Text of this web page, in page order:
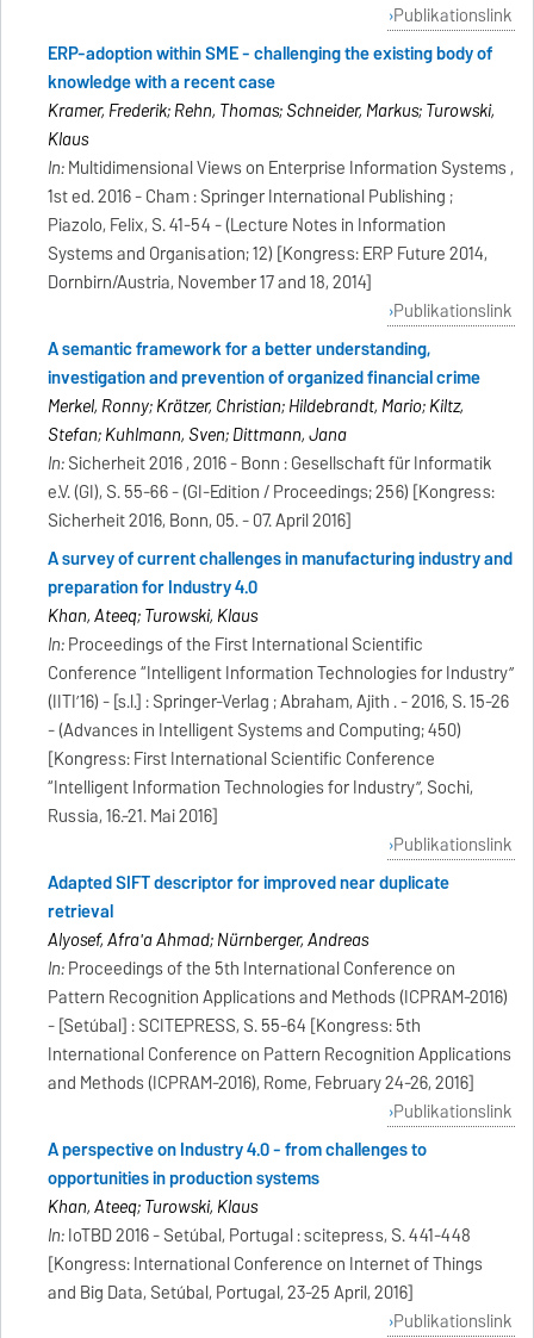
Publikationslink
ERP-adoption within SME - challenging the existing body of
knowledge with a recent case
Kramer, Frederik; Rehn, Thomas; Schneider, Markus; Turowski,
Klaus
In:Multidimensional Views on Enterprise Information Systems ,
1st ed. 2016 - Cham : Springer International Publishing ;
Piazolo, Felix, S. 41-54 - (Lecture Notes in Information
Systems and Organisation; 12) [Kongress: ERP Future 2014,
Dornbirn/Austria, November 17 and 18, 2014]
Publikationslink
A semantic framework for a better understanding,
investigation and prevention of organized financial crime
Merkel, Ronny; Krätzer, Christian; Hildebrandt, Mario; Kiltz,
Stefan; Kuhlmann, Sven; Dittmann, Jana
In:Sicherheit 2016 , 2016 - Bonn : Gesellschaft für Informatik
e.V. (GI), S. 55-66 - (GI-Edition / Proceedings; 256) [Kongress:
Sicherheit 2016, Bonn, 05. - 07. April 2016]
A survey of current challenges in manufacturing industry and
preparation for Industry 4.0
Khan, Ateeq; Turowski, Klaus
In:Proceedings of the First International Scientific
Conference “Intelligent Information Technologies for Industry”
(IITI’16) - [s.l.] : Springer-Verlag ; Abraham, Ajith . - 2016, S. 15-26
- (Advances in Intelligent Systems and Computing; 450)
[Kongress: First International Scientific Conference
“Intelligent Information Technologies for Industry”, Sochi,
Russia, 16.-21. Mai 2016]
Publikationslink
Adapted SIFT descriptor for improved near duplicate
retrieval
Alyosef, Afra'a Ahmad; Nürnberger, Andreas
In:Proceedings of the 5th International Conference on
Pattern Recognition Applications and Methods (ICPRAM-2016)
- [Setúbal] : SCITEPRESS, S. 55-64 [Kongress: 5th
International Conference on Pattern Recognition Applications
and Methods (ICPRAM-2016), Rome, February 24-26, 2016]
Publikationslink
A perspective on Industry 4.0 - from challenges to
opportunities in production systems
Khan, Ateeq; Turowski, Klaus
In:IoTBD 2016 - Setúbal, Portugal : scitepress, S. 441-448
[Kongress: International Conference on Internet of Things
and Big Data, Setúbal, Portugal, 23-25 April, 2016]
Publikationslink